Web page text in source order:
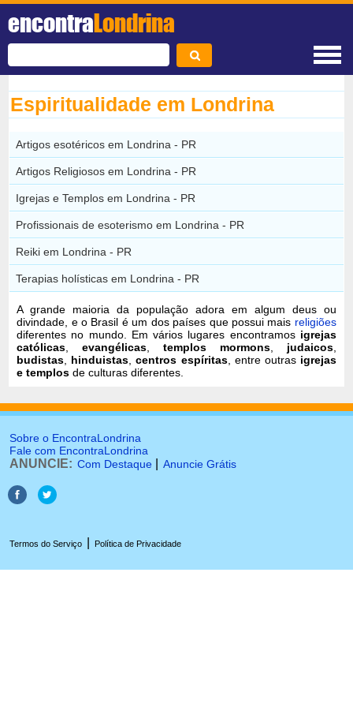
encontraLondrina
Espiritualidade em Londrina
Artigos esotéricos em Londrina - PR
Artigos Religiosos em Londrina - PR
Igrejas e Templos em Londrina - PR
Profissionais de esoterismo em Londrina - PR
Reiki em Londrina - PR
Terapias holísticas em Londrina - PR
A grande maioria da população adora em algum deus ou
divindade, e o Brasil é um dos países que possui mais religiões
diferentes no mundo. Em vários lugares encontramos igrejas
católicas ,evangélicas ,templos mormons, judaicos,
budistas
hinduistas ,centros espíritas, entre outras igrejas
e templos de culturas diferentes.
Sobre o EncontraLondrina
Fale com EncontraLondrina
ANUNCIE: Com Destaque Anuncie Grátis
Termos do Serviço Política de Privacidade